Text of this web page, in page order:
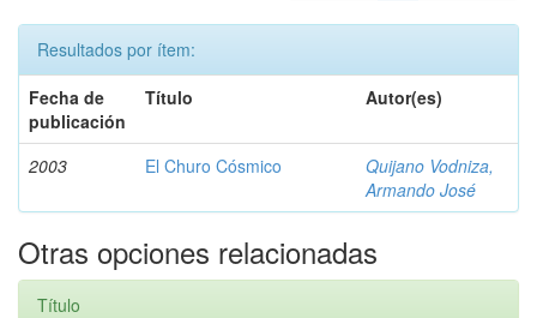
Resultados por ítem:
Fecha de
publicación
Título Autor(es)
2003 El Churo Cósmico
Quijano Vodniza,
Armando José
Otras opciones relacionadas
Título